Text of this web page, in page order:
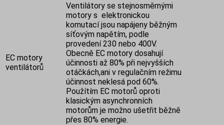
EC motory
ventilátorů
Ventilátory se stejnosměrnými
motory s elektronickou
komutací jsou napájeny běžným
síťovým napětím, podle
provedení 230 nebo 400V.
Obecně EC motory dosahují
účinnosti až 80% při nejvyšších
otáčkách,ani v regulačním režimu
účinnost neklesá pod 60%.
Použítím EC motorů oproti
klasickým asynchronních
motorům je možno ušetřit běžně
přes 80% energie.